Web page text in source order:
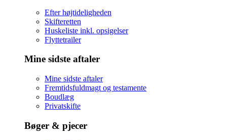
Efter højtideligheden
Skifteretten
Huskeliste inkl. opsigelser
Flyttetrailer
Mine sidste aftaler
Mine sidste aftaler
Fremtidsfuldmagt og testamente
Boudlæg
Privatskifte
Bøger & pjecer